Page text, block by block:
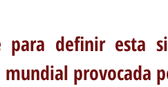
para definir esta
provocada